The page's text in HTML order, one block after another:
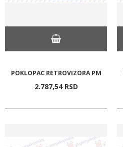
POKLOPAC RETROVIZORA PM
2.787,54 RSD